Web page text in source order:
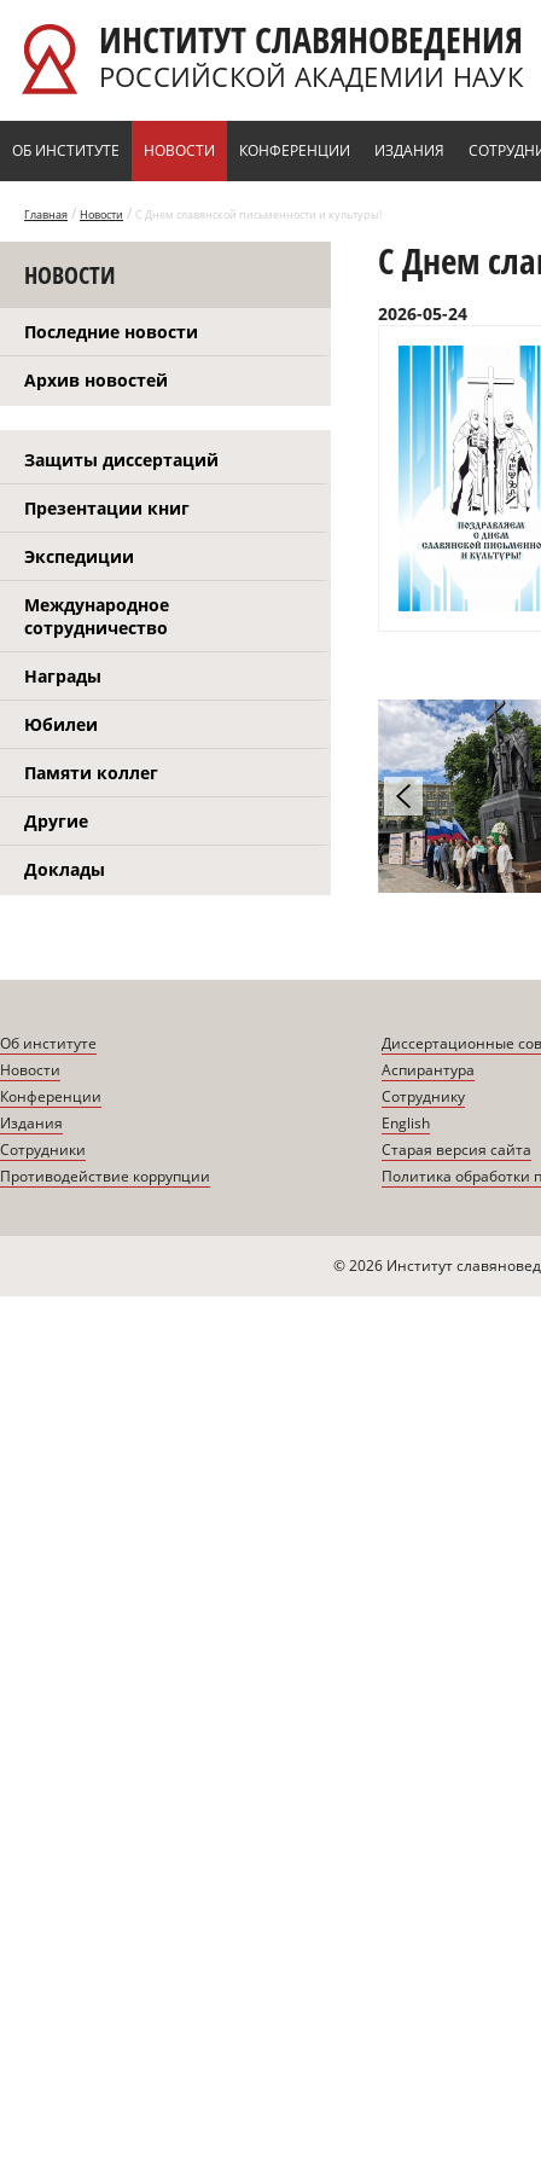
ИНСТИТУТ СЛАВЯНОВЕДЕНИЯ
РОССИЙСКОЙ АКАДЕМИИ НАУК
ОБ ИНСТИТУТЕ НОВОСТИ КОНФЕРЕНЦИИ ИЗДАНИЯ
Главная / Новости / С Днем славянской письменности и культуры!
НОВОСТИ
Последние новости
Архив новостей
Защиты диссертаций
Презентации книг
Экспедиции
Международное
сотрудничество
Награды
Юбилеи
Памяти коллег
Другие
Доклады
С Днем
2026-05-24
Об институте
Новости
Конференции
Издания
Сотрудники
Противодействие коррупции
Диссертационные
Аспирантура
Сотруднику
English
Старая версия сайта
Политика обработки
© 2026 Институт